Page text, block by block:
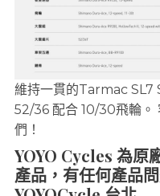
維持一貫的Tarmac SL7
52/36 配合 10/30飛輪。
們！
YOYO Cycles 為原
產品，有任何產品